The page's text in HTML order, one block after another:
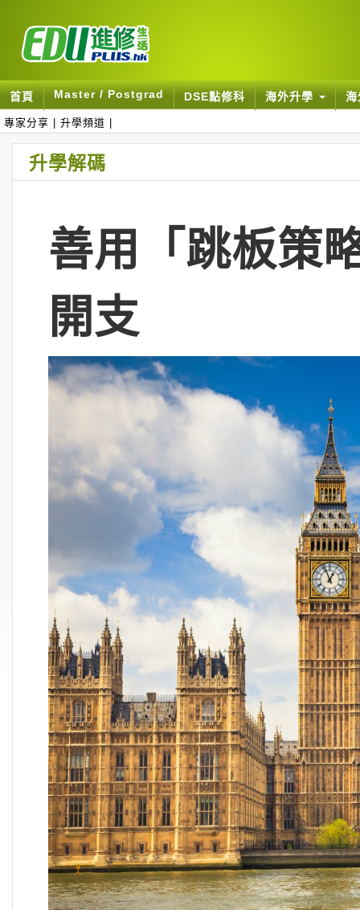
首頁 Master / Postgrad DSE點修科 海外升學
專家分享 升學頻道
升學解碼
善用「跳板策
開支